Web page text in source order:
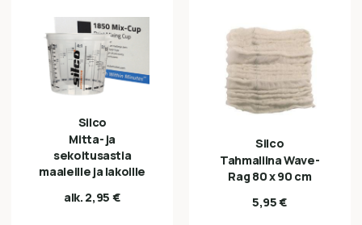
Silco
Mitta- ja
sekoitusastia
maaleille ja lakoille
alk. 2,95 €
Silco
Tahmaliina Wave-
Rag 80 x 90 cm
5,95€